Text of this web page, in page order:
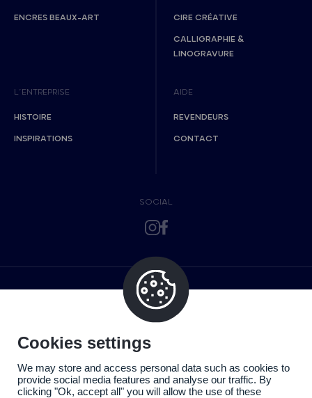
ENCRES BEAUX-ART CIRE CRÉATIVE
CALLIGRAPHIE &
LINOGRAVURE
L’ENTREPRISE
HISTOIRE
INSPIRATIONS
AIDE
REVENDEURS
CONTACT
SOCIAL
Cookies settings
We may store and access personal data such as cookies to
provide social media features and analyse our traffic. By
clicking "Ok, accept all" you will allow the use of these